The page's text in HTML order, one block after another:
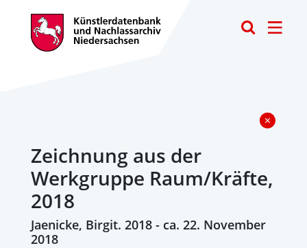
Zeichnung aus der
Werkgruppe Raum/Kräfte,
2018
Jaenicke, Birgit. 2018 - ca. 22. November
2018